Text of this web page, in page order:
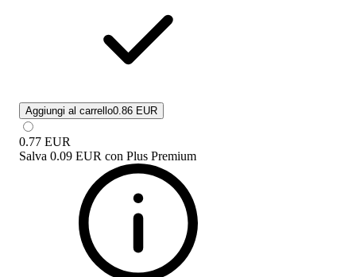
Aggiungi al carrello0.86 EUR
0.77 EUR
Salva 0.09 EUR con Plus Premium